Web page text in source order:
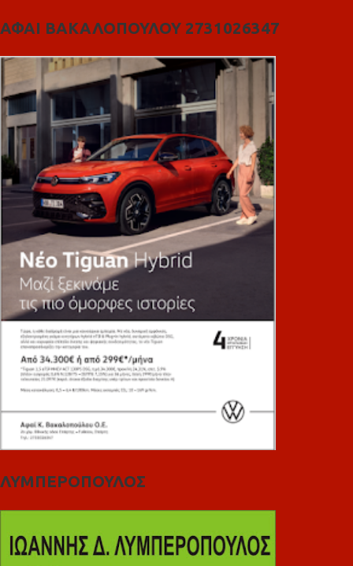
ΑΦΑΙ ΒΑΚΑΛΟΠΟΥΛΟΥ 2731026347
ΛΥΜΠΕΡΟΠΟΥΛΟΣ